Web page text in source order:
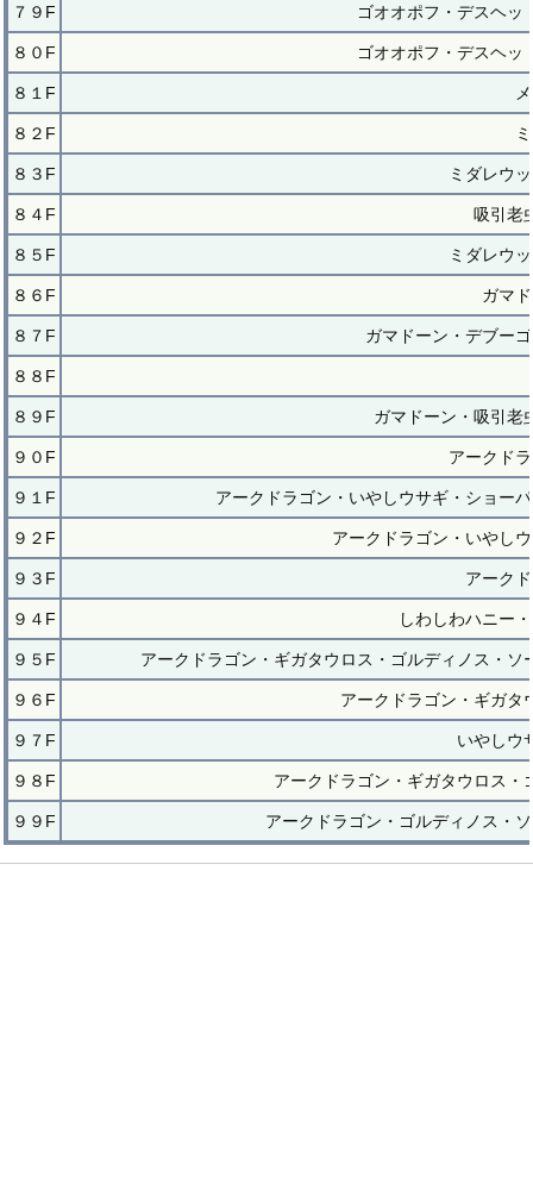
７９F ゴオオポフ・デスヘッ
８０F ゴオオポフ・デスヘッ
８１F
８２F
８３F ミダレウ
８４F 吸引老
８５F ミダレウ
８６F ガマ
８７F ガマドーン・デブー
８８F
８９F ガマドーン・吸引老
９０F アークド
９１F アークドラゴン・いやしウサギ・ショー
９２F アークドラゴン・いやし
９３F アーク
９４F しわしわハニー
９５F アークドラゴン・ギガタウロス・ゴルディノス・
９６F アークドラゴン・ギガタ
９７F いやしウ
９８F アークドラゴン・ギガタウロス
９９F アークドラゴン・ゴルディノス・